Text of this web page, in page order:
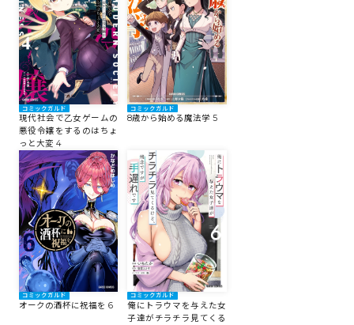
コミックガルド
現代社会で乙女ゲームの
悪役令嬢をするのはちょ
っと大変 4
コミックガルド
8歳から始める魔法学 5
コミックガルド
オークの酒杯に祝福を 6
コミックガルド
俺にトラウマを与えた女
子達がチラチラ見てくる